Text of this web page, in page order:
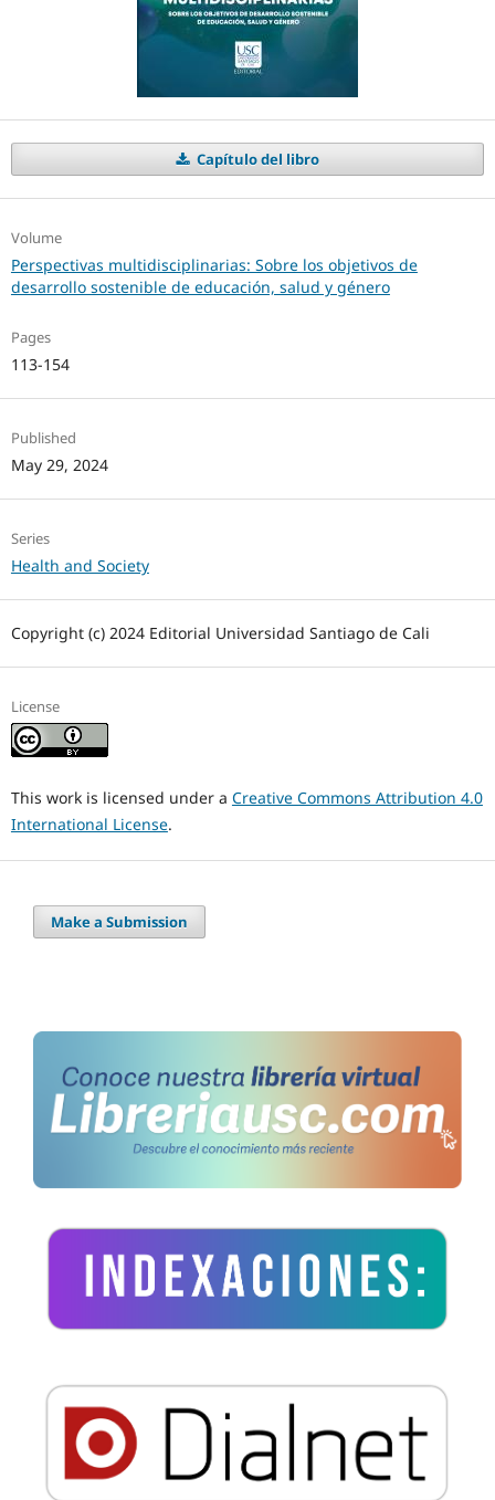
Capítulo del libro
Volume
Perspectivas multidisciplinarias: Sobre los objetivos de
desarrollo sostenible de educación, salud y género
Pages
113-154
Published
May 29, 2024
Series
Health and Society
Copyright (c) 2024 Editorial Universidad Santiago de Cali
License
This work is licensed under a Creative Commons Attribution 4.0
International License.
Make a Submission